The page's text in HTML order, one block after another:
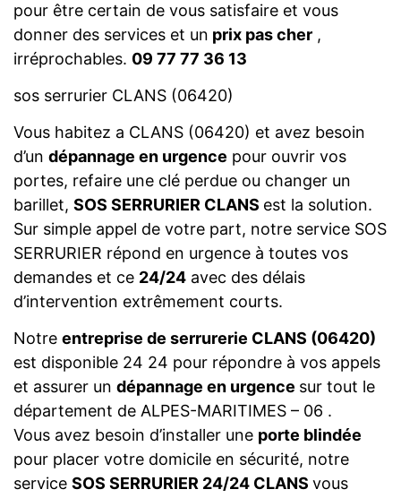
pour être certain de vous satisfaire et vous
donner des services et un prix pas cher ,
irréprochables. 09 77 77 36 13
sos serrurier CLANS (06420)
Vous habitez a CLANS (06420) et avez besoin
d’un dépannage en urgence pour ouvrir vos
portes, refaire une clé perdue ou changer un
barillet, SOS SERRURIER CLANS est la solution.
Sur simple appel de votre part, notre service SOS
SERRURIER répond en urgence à toutes vos
demandes et ce 24/24 avec des délais
d’intervention extrêmement courts.
Notre entreprise de serrurerie CLANS (06420)
est disponible 24 24 pour répondre à vos appels
et assurer un dépannage en urgence sur tout le
département de ALPES-MARITIMES – 06 .
Vous avez besoin d’installer une porte blindée
pour placer votre domicile en sécurité, notre
service SOS SERRURIER 24/24 CLANS vous